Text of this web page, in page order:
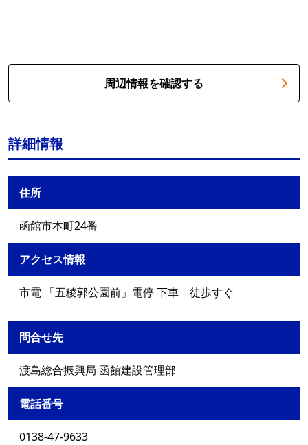
周辺情報を確認する
詳細情報
住所
函館市本町24番
アクセス情報
市電 「五稜郭公園前」電停 下車 徒歩すぐ
問合せ先
渡島総合振興局 函館建設管理部
電話番号
0138-47-9633